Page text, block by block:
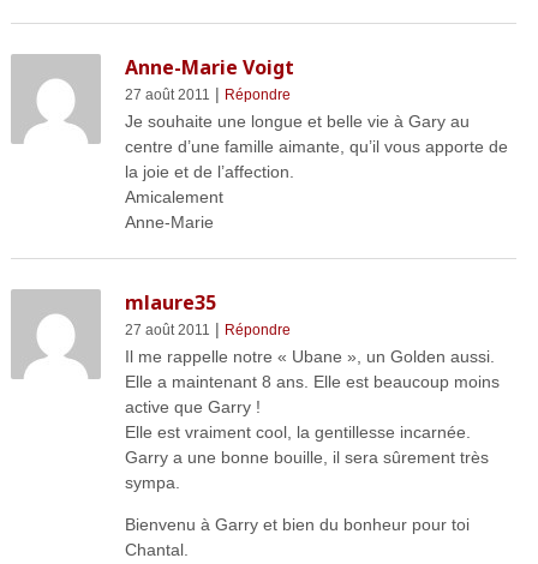
Anne-Marie Voigt
27 août 2011 | Répondre
Je souhaite une longue et belle vie à Gary au
centre d’une famille aimante, qu’il vous apporte de
la joie et de l’affection.
Amicalement
Anne-Marie
mlaure35
27 août 2011 | Répondre
Il me rappelle notre « Ubane », un Golden aussi.
Elle a maintenant 8 ans. Elle est beaucoup moins
active que Garry !
Elle est vraiment cool, la gentillesse incarnée.
Garry a une bonne bouille, il sera sûrement très
sympa.
Bienvenu à Garry et bien du bonheur pour toi
Chantal.